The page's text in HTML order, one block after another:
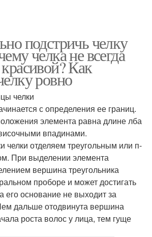
подстричь челку
челка не всегда
Как
ровно
челки
с определения ее границ.
элемента равна длине лба
впадинами.
челки отделяем треугольным или п-
При выделении элемента
вершина треугольника
проборе и может достигать
его основание не выходит за
дальше отодвинута вершина
роста волос у лица, тем гуще